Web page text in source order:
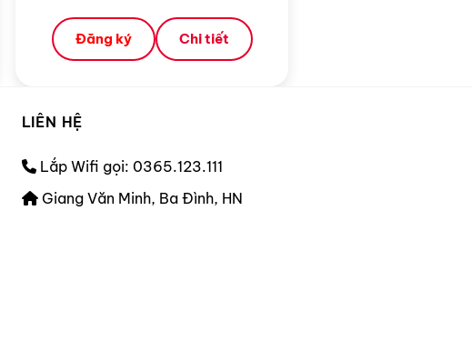
Đăng ký Chi tiết
LIÊN HỆ
Lắp Wifi gọi: 0365.123.111
Giang Văn Minh, Ba Đình, HN